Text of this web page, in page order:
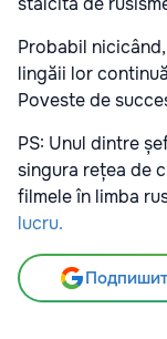
Probabil
lingăii lor
Poveste de
PS: Unul dintre
singura rețea de
filmele în limba
lucru.